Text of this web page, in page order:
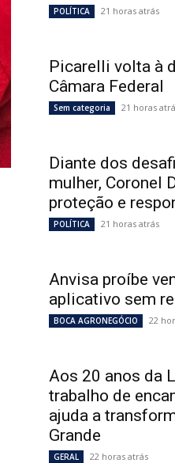
POLÍTICA 21 horas atrás
Picarelli volta à
Câmara Federal
Sem categoria 21 horas
Diante dos
mulher, Coronel
proteção e
POLÍTICA 21 horas atrás
Anvisa proíbe
aplicativo sem
BOCA AGRONEGÓCIO 22
Aos 20 anos da
trabalho de
ajuda a
Grande
GERAL 22 horas atrás